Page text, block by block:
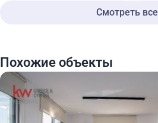
Смотреть все
Похожие объекты